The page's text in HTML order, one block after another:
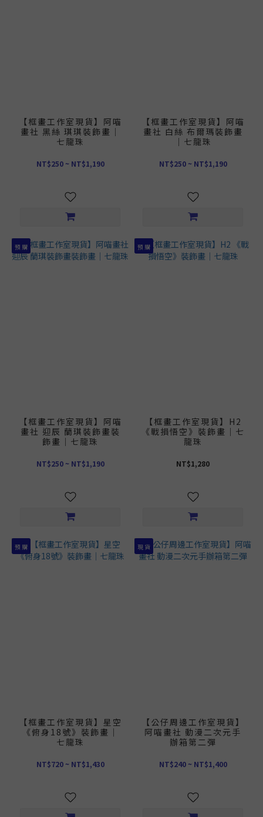
【框畫工作室現貨】阿喵
畫社 黑絲 琪琪裝飾畫｜
七龍珠
NT$250 ~ NT$1,190
【框畫工作室現貨】阿喵
畫社 白絲 布爾瑪裝飾畫
｜七龍珠
NT$250 ~ NT$1,190
預 購
【框畫工作室現貨】阿喵
畫社 迎辰 蘭琪裝飾畫裝
飾畫｜七龍珠
NT$250 ~ NT$1,190
預 購
【框畫工作室現貨】H2
《戰損悟空》裝飾畫｜七
龍珠
NT$1,280
預 購
【框畫工作室現貨】星空
《俯身18號》裝飾畫｜
七龍珠
NT$720 ~ NT$1,430
現 貨
【公仔周邊工作室現貨】
阿喵畫社 動漫二次元手
辦箱第二彈
NT$240 ~ NT$1,400